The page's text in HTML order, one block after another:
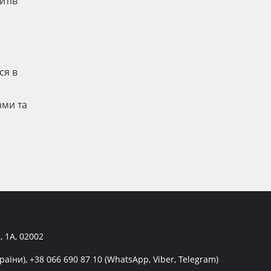
в
та
1А, 02002
+38 066 690 87 10 (WhatsApp, Viber, Telegram)